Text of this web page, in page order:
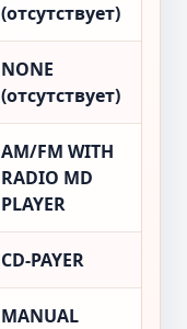
(отсутствует)
NONE
(отсутствует)
AM/FM WITH
RADIO MD
PLAYER
CD-PAYER
MANUAL